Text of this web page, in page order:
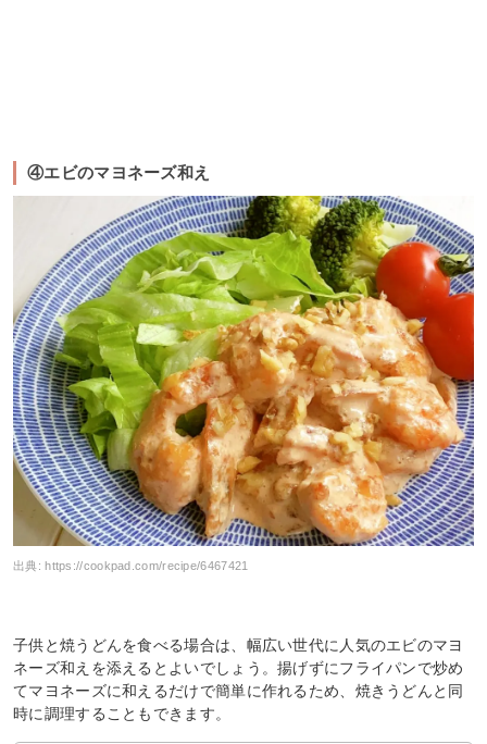
④エビのマヨネーズ和え
出典: https://cookpad.com/recipe/6467421
子供と焼うどんを食べる場合は、幅広い世代に人気のエビのマヨ
ネーズ和えを添えるとよいでしょう。揚げずにフライパンで炒め
てマヨネーズに和えるだけで簡単に作れるため、焼きうどんと同
時に調理することもできます。